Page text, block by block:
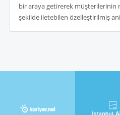
bir araya getirerek müşterilerinin
şekilde iletebilen özelleştirilmiş